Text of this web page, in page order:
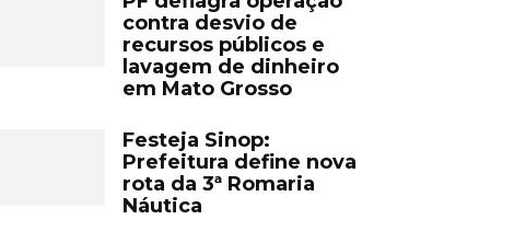
contra desvio de
recursos públicos e
lavagem de dinheiro
em Mato Grosso
Festeja Sinop:
Prefeitura define nova
rota da 3ª Romaria
Náutica